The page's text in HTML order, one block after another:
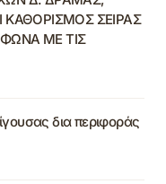
ΣΕΙΡΑΣ
ΜΕ ΤΙΣ
δια περιφοράς